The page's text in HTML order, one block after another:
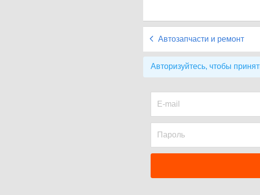
Автозапчасти и ремонт
Авторизуйтесь, чтобы